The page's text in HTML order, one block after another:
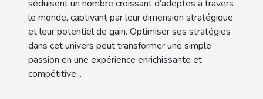
séduisent un nombre croissant d’adeptes à travers
le monde, captivant par leur dimension stratégique
et leur potentiel de gain. Optimiser ses stratégies
dans cet univers peut transformer une simple
passion en une expérience enrichissante et
compétitive...